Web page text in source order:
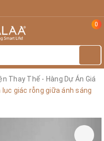
0
Thay Thế - Hàng Dự Án Giá
giác rỗng giữa ánh sáng